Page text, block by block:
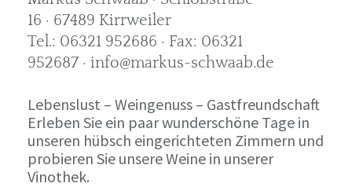
16 · 67489 Kirrweiler
Tel.: 06321 952686 · Fax: 06321
952687 · info@markus-schwaab.de
Lebenslust – Weingenuss – Gastfreundschaft
Erleben Sie ein paar wunderschöne Tage in
unseren hübsch eingerichteten Zimmern und
probieren Sie unsere Weine in unserer
Vinothek.